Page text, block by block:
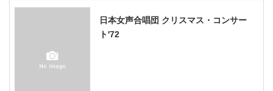
日本女声合唱団 クリスマス・コンサー
ト'72